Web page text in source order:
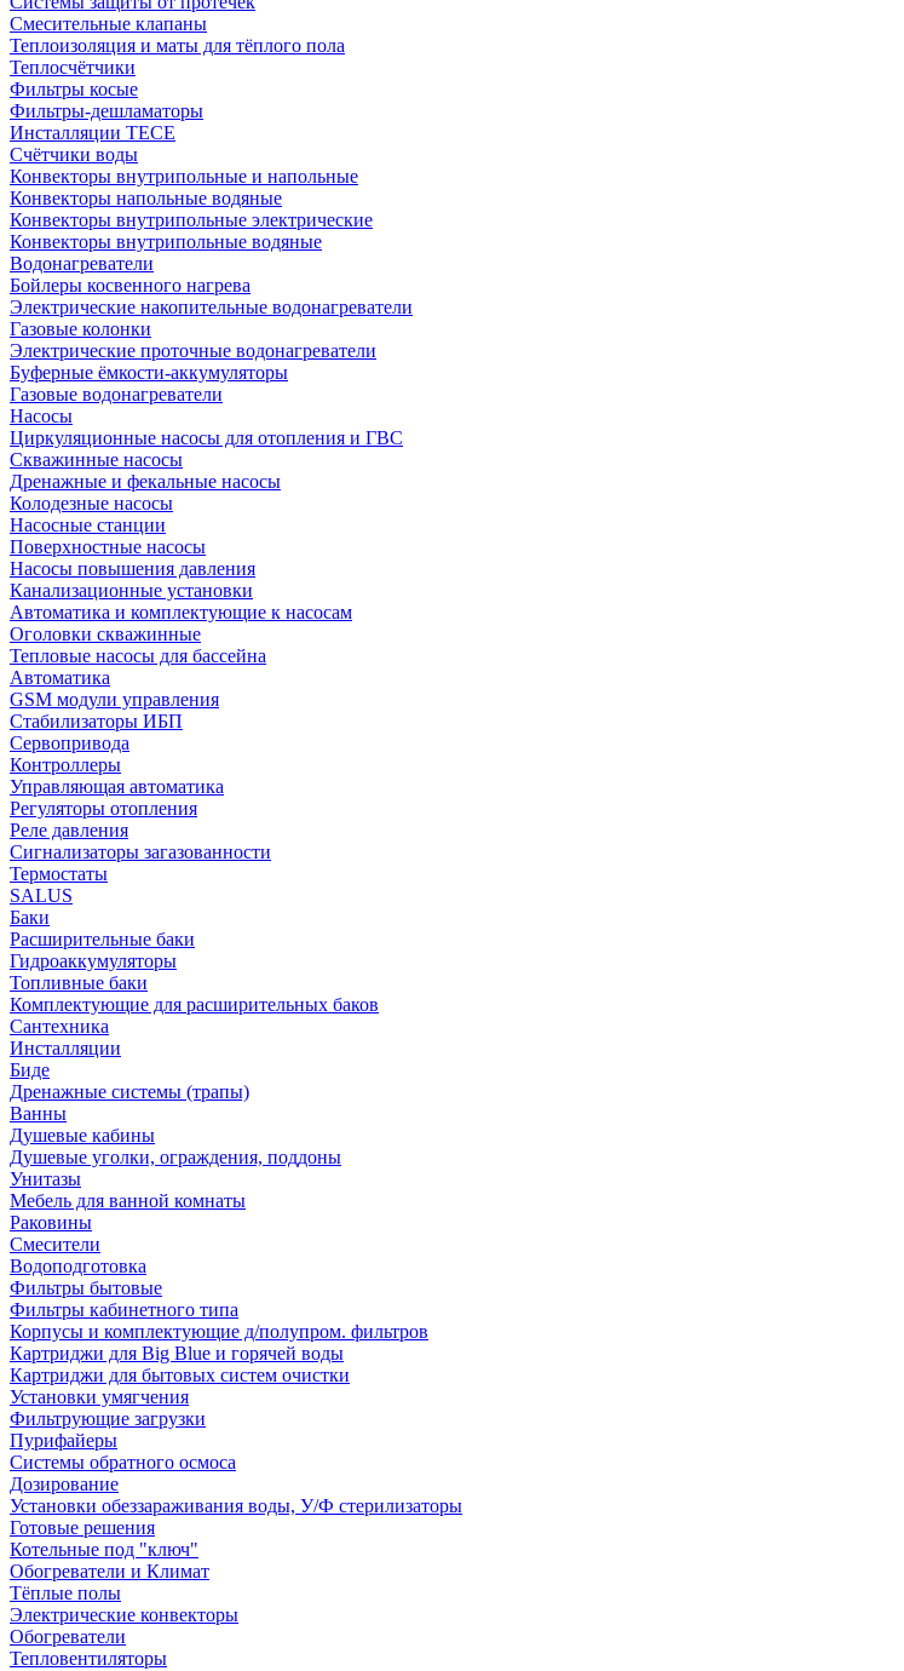
Смесительные клапаны
Теплоизоляция и маты для тёплого пола
Теплосчётчики
Фильтры косые
Фильтры-дешламаторы
Инсталляции TECE
Счётчики воды
Конвекторы внутрипольные и напольные
Конвекторы напольные водяные
Конвекторы внутрипольные электрические
Конвекторы внутрипольные водяные
Водонагреватели
Бойлеры косвенного нагрева
Электрические накопительные водонагреватели
Газовые колонки
Электрические проточные водонагреватели
Буферные ёмкости-аккумуляторы
Газовые водонагреватели
Насосы
Циркуляционные насосы для отопления и ГВС
Скважинные насосы
Дренажные и фекальные насосы
Колодезные насосы
Насосные станции
Поверхностные насосы
Насосы повышения давления
Канализационные установки
Автоматика и комплектующие к насосам
Оголовки скважинные
Тепловые насосы для бассейна
Автоматика
GSM модули управления
Стабилизаторы ИБП
Сервопривода
Контроллеры
Управляющая автоматика
Регуляторы отопления
Реле давления
Сигнализаторы загазованности
Термостаты
SALUS
Баки
Расширительные баки
Гидроаккумуляторы
Топливные баки
Комплектующие для расширительных баков
Сантехника
Инсталляции
Биде
Дренажные системы (трапы)
Ванны
Душевые кабины
Душевые уголки, ограждения, поддоны
Унитазы
Мебель для ванной комнаты
Раковины
Смесители
Водоподготовка
Фильтры бытовые
Фильтры кабинетного типа
Корпусы и комплектующие д/полупром. фильтров
Картриджи для Big Blue и горячей воды
Картриджи для бытовых систем очистки
Установки умягчения
Фильтрующие загрузки
Пурифайеры
Системы обратного осмоса
Дозирование
Установки обеззараживания воды, У/Ф стерилизаторы
Готовые решения
Котельные под "ключ"
Обогреватели и Климат
Тёплые полы
Электрические конвекторы
Обогреватели
Тепловентиляторы